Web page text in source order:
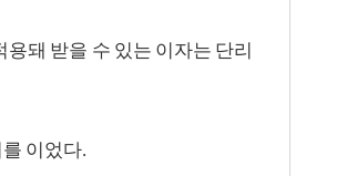
돼 받을 수 있는 이자는 단리
이었다.